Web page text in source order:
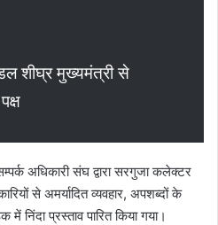
शीघ्र मुख्यमंत्री से
अधिकारी संघ द्वारा सरगुजा कलेक्टर
से अमर्यादित व्यवहार, अपशब्दों के
प्रस्ताव पारित किया गया।